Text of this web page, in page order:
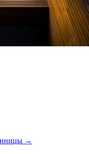
→